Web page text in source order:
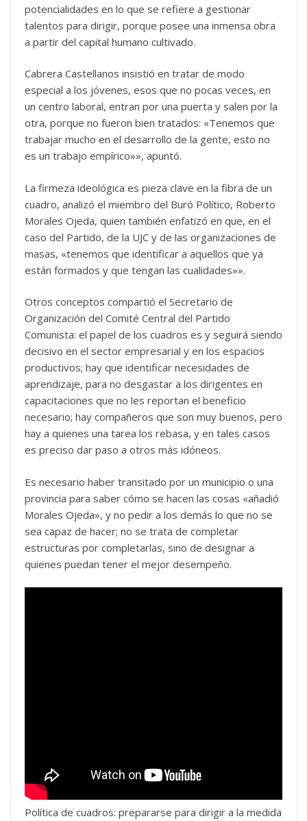
potencialidades en lo que se refiere a gestionar
talentos para dirigir, porque posee una inmensa obra
a partir del capital humano cultivado.
Cabrera Castellanos insistió en tratar de modo
especial a los jóvenes, esos que no pocas veces, en
un centro laboral, entran por una puerta y salen por la
otra, porque no fueron bien tratados: «Tenemos que
trabajar mucho en el desarrollo de la gente, esto no
es un trabajo empírico»», apuntó.
La firmeza ideológica es pieza clave en la fibra de un
cuadro, analizó el miembro del Buró Político, Roberto
Morales Ojeda, quien también enfatizó en que, en el
caso del Partido, de la UJC y de las organizaciones de
masas, «tenemos que identificar a aquellos que ya
están formados y que tengan las cualidades»».
Otros conceptos compartió el Secretario de
Organización del Comité Central del Partido
Comunista: el papel de los cuadros es y seguirá siendo
decisivo en el sector empresarial y en los espacios
productivos; hay que identificar necesidades de
aprendizaje, para no desgastar a los dirigentes en
capacitaciones que no les reportan el beneficio
necesario; hay compañeros que son muy buenos, pero
hay a quienes una tarea los rebasa, y en tales casos
es preciso dar paso a otros más idóneos.
Es necesario haber transitado por un municipio o una
provincia para saber cómo se hacen las cosas «añadió
Morales Ojeda», y no pedir a los demás lo que no se
sea capaz de hacer; no se trata de completar
estructuras por completarlas, sino de designar a
quienes puedan tener el mejor desempeño.
Política de cuadros: prepararse para dirigir a la medida